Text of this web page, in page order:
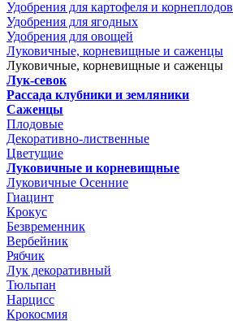
Удобрения для картофеля и корнеплодов
Удобрения для ягодных
Удобрения для овощей
Луковичные, корневищные и саженцы
Луковичные, корневищные и саженцы
Лук-севок
Рассада клубники и земляники
Саженцы
Плодовые
Декоративно-лиственные
Цветущие
Луковичные и корневищные
Луковичные Осенние
Гиацинт
Крокус
Безвременник
Вербейник
Рябчик
Лук декоративный
Тюльпан
Нарцисс
Крокосмия